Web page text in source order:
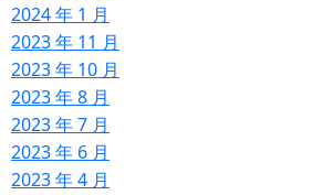
2024 年 1 月
2023 年 11 月
2023 年 10 月
2023 年 8 月
2023 年 7 月
2023 年 6 月
2023 年 4 月